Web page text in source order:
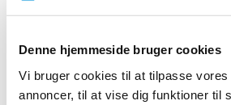
Denne hjemmeside bruger cookies
Vi bruger cookies til at tilpasse vores
annoncer, til at vise dig funktioner til
forsøgsordning med medicinsk
Der ønskes gennemført et eller flere
der kan øge den videnskabelige